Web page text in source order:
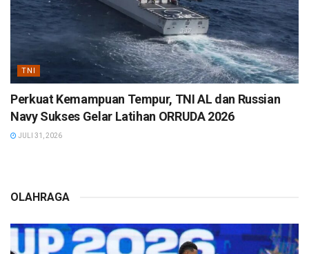
TNI
Perkuat Kemampuan Tempur, TNI AL dan Russian
Navy Sukses Gelar Latihan ORRUDA 2026
JULI 31, 2026
OLAHRAGA